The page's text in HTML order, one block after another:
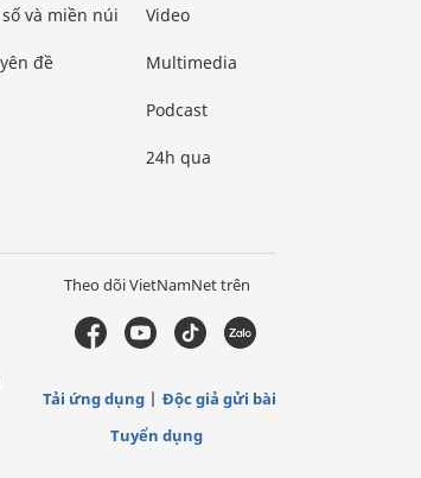
và miền núi
đề
Video
Multimedia
Podcast
24h qua
Theo dõi VietNamNet trên
Tải ứng dụng
Độc giả gửi bài
Tuyển dụng